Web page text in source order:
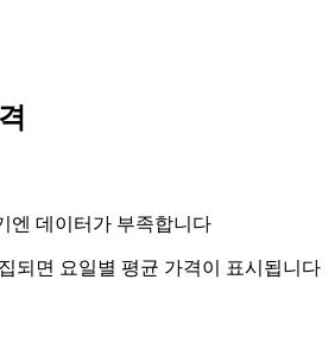
엔 데이터가 부족합니다
되면 요일별 평균 가격이 표시됩니다